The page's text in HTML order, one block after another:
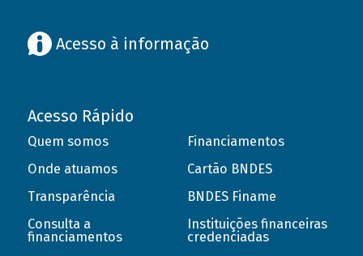
Acesso à informação
Acesso Rápido
Quem somos
Onde atuamos
Transparência
Consulta a
financiamentos
Financiamentos
Cartão BNDES
BNDES Finame
Instituições financeiras
credenciadas